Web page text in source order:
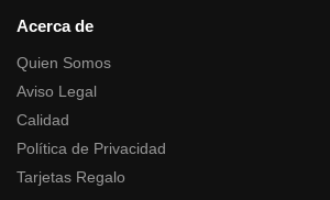
Acerca de
Quien Somos
Aviso Legal
Calidad
Política de Privacidad
Tarjetas Regalo